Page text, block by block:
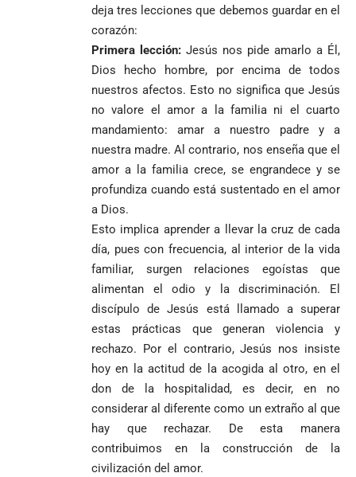
deja tres lecciones que debemos guardar en el
corazón:
Primera lección: Jesús nos pide amarlo a Él,
Dios hecho hombre, por encima de todos
nuestros afectos. Esto no significa que Jesús
no valore el amor a la familia ni el cuarto
mandamiento: amar a nuestro padre y a
nuestra madre. Al contrario, nos enseña que el
amor a la familia crece, se engrandece y se
profundiza cuando está sustentado en el amor
a Dios.
Esto implica aprender a llevar la cruz de cada
día, pues con frecuencia, al interior de la vida
familiar, surgen relaciones egoístas que
alimentan el odio y la discriminación. El
discípulo de Jesús está llamado a superar
estas prácticas que generan violencia y
rechazo. Por el contrario, Jesús nos insiste
hoy en la actitud de la acogida al otro, en el
don de la hospitalidad, es decir, en no
considerar al diferente como un extraño al que
hay que rechazar. De esta manera
contribuimos en la construcción de la
civilización del amor.
1